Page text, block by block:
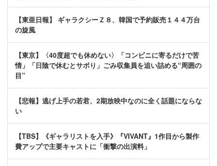
【東亜日報】 ギャラクシーＺ８、韓国で予約販売１４４万台
の旋風
【東京】〈40度超でも休めない〉「コンビニに寄るだけで苦
情」「日陰で休むとサボり」ごみ収集員を追い詰める“周囲の
目”
【悲報】逃げ上手の若君、2期放映中なのに全く話題にならな
い
【TBS】《ギャラリストを入手》『VIVANT』1作目から製作
費アップで主要キャストに「衝撃の出演料」